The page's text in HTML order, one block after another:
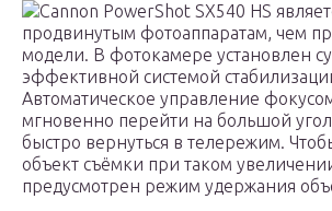
Cannon PowerShot SX540 HS
продвинутым фотоаппаратам, чем
модели. В фотокамере установлен
эффективной системой
Автоматическое управление
мгновенно перейти на большой
быстро вернуться в телережим.
объект съёмки при таком
предусмотрен режим удержания